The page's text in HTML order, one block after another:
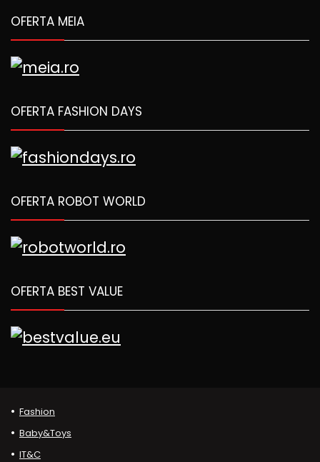
OFERTA MEIA
OFERTA FASHION DAYS
OFERTA ROBOT WORLD
OFERTA BEST VALUE
Fashion
Baby&Toys
IT&C